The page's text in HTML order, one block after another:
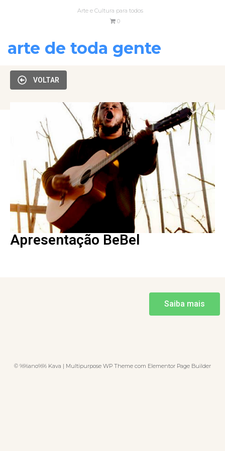
Arte e Cultura para todos
0
arte de toda gente
VOLTAR
Apresentação BeBel
Saiba mais
© %%ano%% Kava | Multipurpose WP Theme com Elementor Page Builder